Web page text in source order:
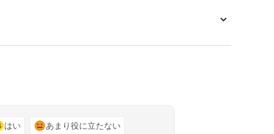
はい あまり役に立たない